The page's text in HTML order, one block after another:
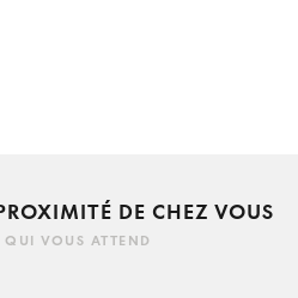
DE CHEZ VOUS
QUI VOUS ATTEND